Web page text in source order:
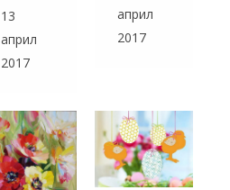
13
април
2017
април
2017